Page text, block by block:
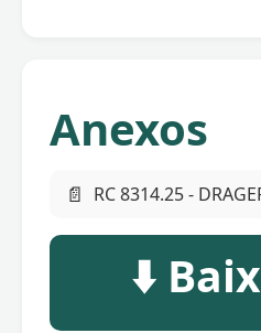
Anexos
📄 RC 8314.25 -
⬇️